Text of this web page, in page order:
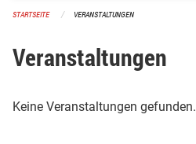
STARTSEITE VERANSTALTUNGEN
Veranstaltungen
Keine Veranstaltungen gefunden.